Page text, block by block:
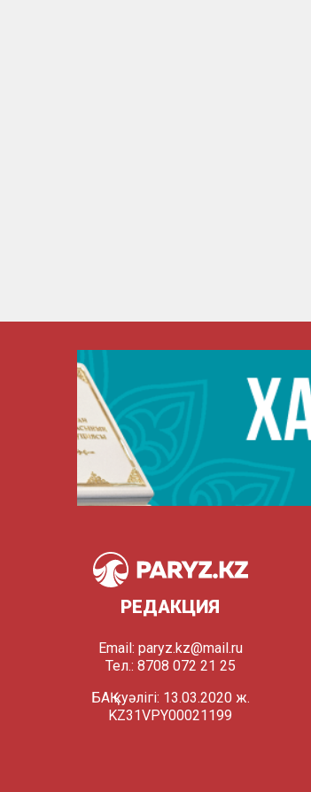
РЕДАКЦИЯ
Email: paryz.kz@mail.ru
Тел.: 8708 072 21 25
БАҚ куәлігі: 13.03.2020 ж.
KZ31VPY00021199